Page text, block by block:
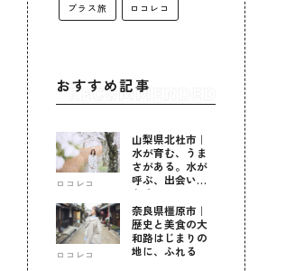
プラス旅 ロコレコ
おすすめ記事
ロコレコ
山梨県北杜市｜
水が育む、うま
さがある。水が
呼ぶ、出会いが
ある。
ロコレコ
奈良県橿原市｜
歴史と美食の大
和路はじまりの
地に、ふれる